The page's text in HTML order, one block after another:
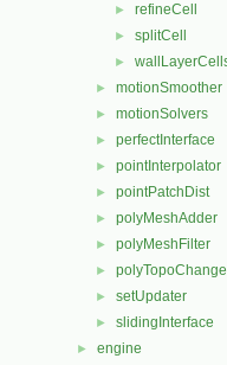
► refineCell
► splitCell
►
► motionSmoother
► motionSolvers
► perfectInterface
► pointInterpolator
► pointPatchDist
► polyMeshAdder
► polyMeshFilter
► polyTopoChange
► setUpdater
► slidingInterface
► engine